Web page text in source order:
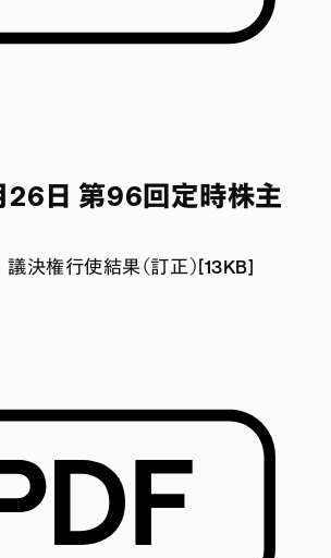
日 第96回定時株主
決権行使結果（訂正）[13KB]